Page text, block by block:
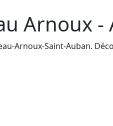
Arnoux -
Arnoux-Saint-Auban.